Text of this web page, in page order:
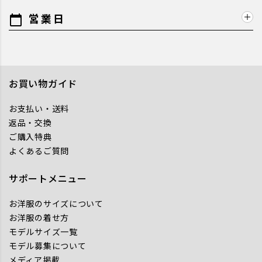
calendar_today 営業日
お買い物ガイド
お支払い・送料
返品・交換
ご購入特典
よくあるご質問
サポートメニュー
お洋服のサイズについて
お洋服の着せ方
モデルサイズ一覧
モデル募集について
メディア掲載